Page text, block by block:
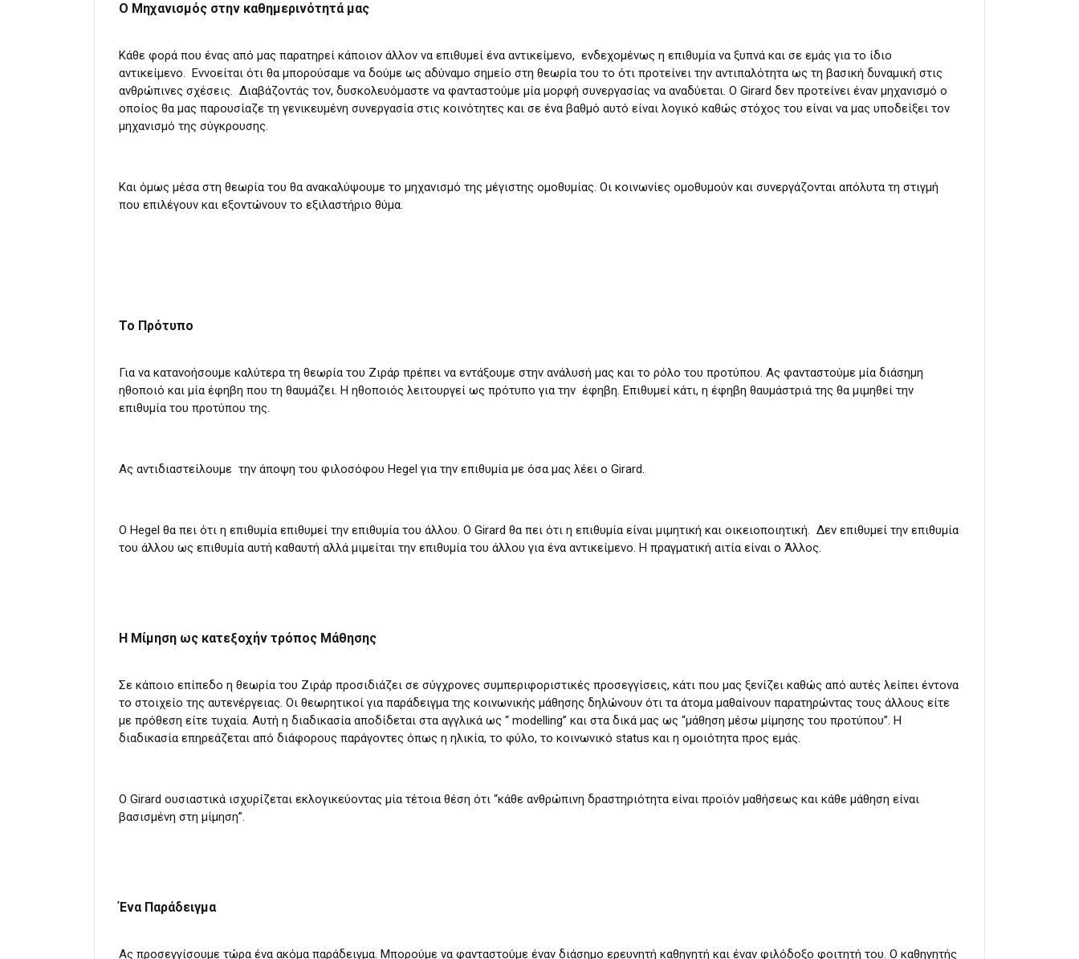
Ο Μηχανισμός στην καθημερινότητά μας
Κάθε φορά που ένας από μας παρατηρεί κάποιον άλλον να επιθυμεί ένα αντικείμενο, ενδεχομένως η επιθυμία να ξυπνά και σε εμάς για το ίδιο
αντικείμενο. Εννοείται ότι θα μπορούσαμε να δούμε ως αδύναμο σημείο στη θεωρία του το ότι προτείνει την αντιπαλότητα ως τη βασική δυναμική στις
ανθρώπινες σχέσεις. Διαβάζοντάς τον, δυσκολευόμαστε να φανταστούμε μία μορφή συνεργασίας να αναδύεται. Ο Girard δεν προτείνει έναν μηχανισμό ο
οποίος θα μας παρουσίαζε τη γενικευμένη συνεργασία στις κοινότητες και σε ένα βαθμό αυτό είναι λογικό καθώς στόχος του είναι να μας υποδείξει τον
μηχανισμό της σύγκρουσης.
Και όμως μέσα στη θεωρία του θα ανακαλύψουμε το μηχανισμό της μέγιστης ομοθυμίας. Οι κοινωνίες ομοθυμούν και συνεργάζονται απόλυτα τη στιγμή
που επιλέγουν και εξοντώνουν το εξιλαστήριο θύμα.
Το Πρότυπο
Για να κατανοήσουμε καλύτερα τη θεωρία του Ζιράρ πρέπει να εντάξουμε στην ανάλυσή μας και το ρόλο του προτύπου. Ας φανταστούμε μία διάσημη
ηθοποιό και μία έφηβη που τη θαυμάζει. Η ηθοποιός λειτουργεί ως πρότυπο για την έφηβη. Επιθυμεί κάτι, η έφηβη θαυμάστριά της θα μιμηθεί την
επιθυμία του προτύπου της.
Ας αντιδιαστείλουμε την άποψη του φιλοσόφου Hegel για την επιθυμία με όσα μας λέει o Girard.
Ο Hegel θα πει ότι η επιθυμία επιθυμεί την επιθυμία του άλλου. Ο Girard θα πει ότι η επιθυμία είναι μιμητική και οικειοποιητική. Δεν επιθυμεί την επιθυμία
του άλλου ως επιθυμία αυτή καθαυτή αλλά μιμείται την επιθυμία του άλλου για ένα αντικείμενο. Η πραγματική αιτία είναι ο Άλλος.
Η Μίμηση ως κατεξοχήν τρόπος Μάθησης
Σε κάποιο επίπεδο η θεωρία του Ζιράρ προσιδιάζει σε σύγχρονες συμπεριφοριστικές προσεγγίσεις, κάτι που μας ξενίζει καθώς από αυτές λείπει έντονα
το στοιχείο της αυτενέργειας. Οι θεωρητικοί για παράδειγμα της κοινωνικής μάθησης δηλώνουν ότι τα άτομα μαθαίνουν παρατηρώντας τους άλλους είτε
με πρόθεση είτε τυχαία. Αυτή η διαδικασία αποδίδεται στα αγγλικά ως “ modelling” και στα δικά μας ως “μάθηση μέσω μίμησης του προτύπου”. Η
διαδικασία επηρεάζεται από διάφορους παράγοντες όπως η ηλικία, το φύλο, το κοινωνικό status και η ομοιότητα προς εμάς.
Ο Girard ουσιαστικά ισχυρίζεται εκλογικεύοντας μία τέτοια θέση ότι “κάθε ανθρώπινη δραστηριότητα είναι προϊόν μαθήσεως και κάθε μάθηση είναι
βασισμένη στη μίμηση”.
Ένα Παράδειγμα
Ας προσεγγίσουμε τώρα ένα ακόμα παράδειγμα. Μπορούμε να φανταστούμε έναν διάσημο ερευνητή καθηγητή και έναν φιλόδοξο φοιτητή του. Ο καθηγητής